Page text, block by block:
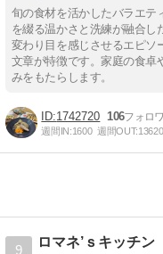
旬の食材を活かしたバラエテ
を綴る温かさと洗練が融合し
変わり目を感じさせるエピソ
文章が特徴です。家庭の食卓
みをもたらします。
1742720 106
週間IN:1600 週間OUT:13620
9
ロマネ’ｓキッチン